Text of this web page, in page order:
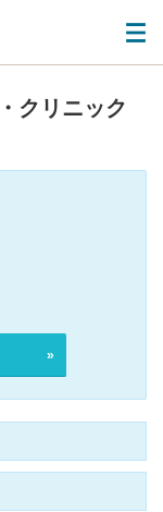
クリニック